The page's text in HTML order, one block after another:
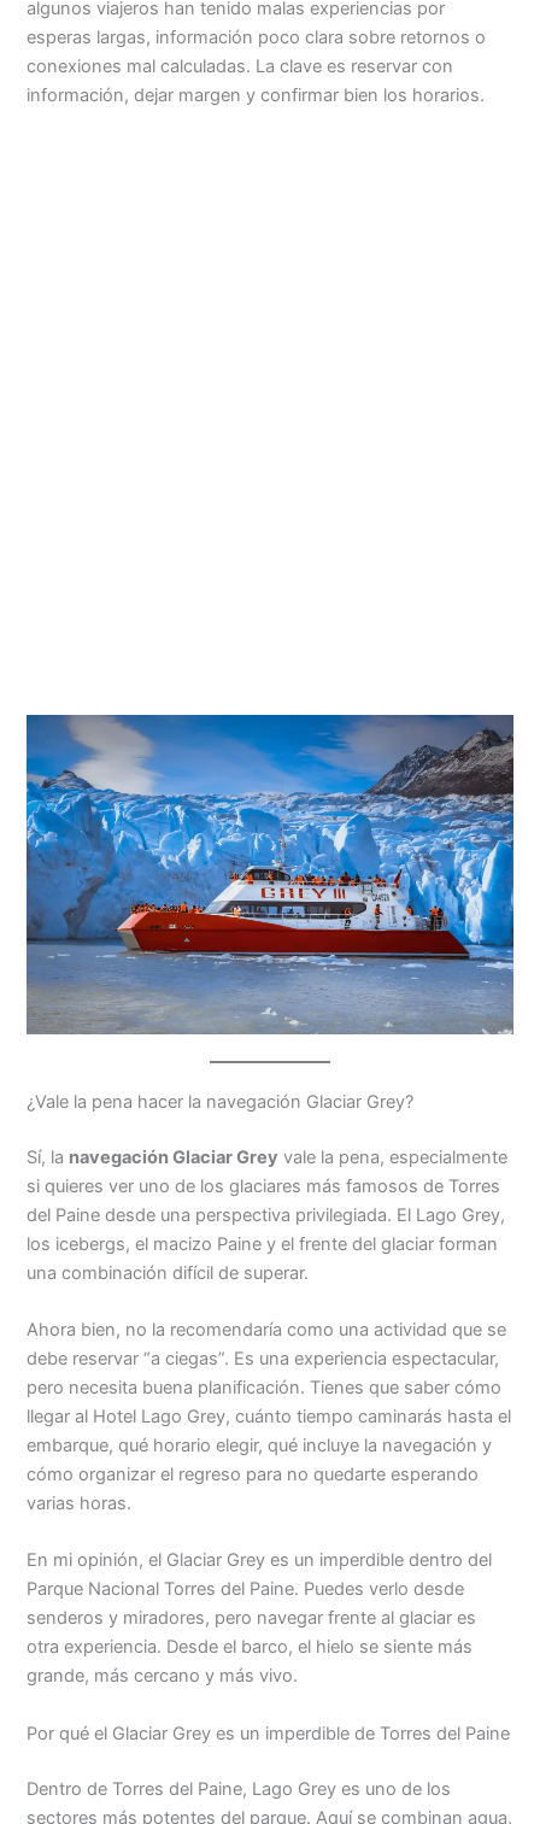
algunos viajeros han tenido malas experiencias por
esperas largas, información poco clara sobre retornos o
conexiones mal calculadas. La clave es reservar con
información, dejar margen y confirmar bien los horarios.
¿Vale la pena hacer la navegación Glaciar Grey?
Sí, la navegación Glaciar Grey vale la pena, especialmente
si quieres ver uno de los glaciares más famosos de Torres
del Paine desde una perspectiva privilegiada. El Lago Grey,
los icebergs, el macizo Paine y el frente del glaciar forman
una combinación difícil de superar.
Ahora bien, no la recomendaría como una actividad que se
debe reservar “a ciegas”. Es una experiencia espectacular,
pero necesita buena planificación. Tienes que saber cómo
llegar al Hotel Lago Grey, cuánto tiempo caminarás hasta el
embarque, qué horario elegir, qué incluye la navegación y
cómo organizar el regreso para no quedarte esperando
varias horas.
En mi opinión, el Glaciar Grey es un imperdible dentro del
Parque Nacional Torres del Paine. Puedes verlo desde
senderos y miradores, pero navegar frente al glaciar es
otra experiencia. Desde el barco, el hielo se siente más
grande, más cercano y más vivo.
Por qué el Glaciar Grey es un imperdible de Torres del Paine
Dentro de Torres del Paine, Lago Grey es uno de los
sectores más potentes del parque. Aquí se combinan agua,